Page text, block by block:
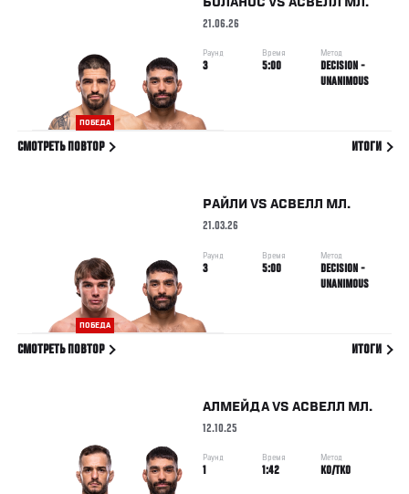
ПОБЕДА
21.06.26
Раунд
3
Время
5:00
Метод
DECISION -
UNANIMOUS
СМОТРЕТЬ ПОВТОР ИТОГИ
ПОБЕДА
РАЙЛИ VS АСВЕЛЛ МЛ.
21.03.26
Раунд
3
Время
5:00
Метод
DECISION -
UNANIMOUS
СМОТРЕТЬ ПОВТОР ИТОГИ
АЛМЕЙДАVS АСВЕЛЛ МЛ.
12.10.25
Раунд
1
Время
1:42
Метод
KO/TKO